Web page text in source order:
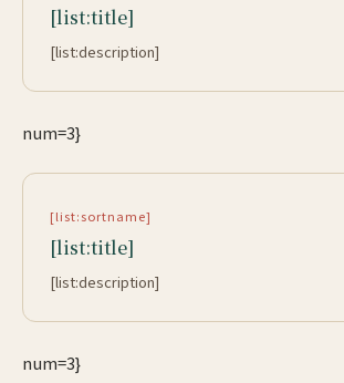
[list:title]
[list:description]
num=3}
[list:sortname]
[list:title]
[list:description]
num=3}